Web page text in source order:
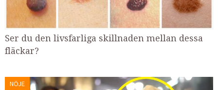
Ser du den livsfarliga skillnaden mellan dessa
fläckar?
NÖJE